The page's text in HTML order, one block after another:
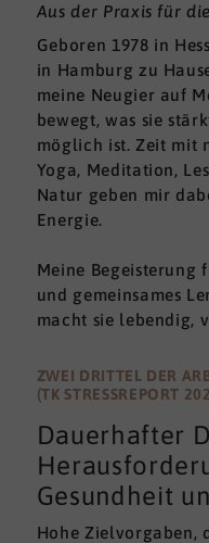
Aus der Praxis für
Geboren 1978 in
in Hamburg zu
meine Neugier auf
bewegt, was sie
möglich ist. Zeit mit
Yoga, Meditation,
Natur geben mir
Energie.
Meine Begeisterung
und gemeinsames
macht sie lebendig,
ZWEI DRITTEL DER
(TK STRESSREPORT
Dauerhafter
Gesundheit
Hohe Zielvorgaben,